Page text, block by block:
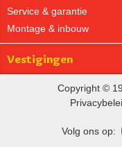
Service & garantie
Montage & inbouw
Vestigingen
Copyright ©
Volg ons op: